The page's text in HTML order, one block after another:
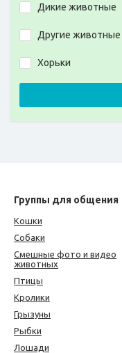
Дикие животные
Другие животные
Хорьки
Группы для общения
Кошки
Собаки
Смешные фото и видео
животных
Птицы
Кролики
Грызуны
Рыбки
Лошади